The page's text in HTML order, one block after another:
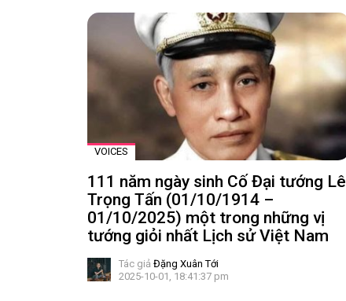
VOICES
111 năm ngày sinh Cố Đại tướng Lê
Trọng Tấn (01/10/1914 –
01/10/2025) một trong những vị
tướng giỏi nhất Lịch sử Việt Nam
Tác giả Đặng Xuân Tới
2025-10-01, 18:41:37 pm